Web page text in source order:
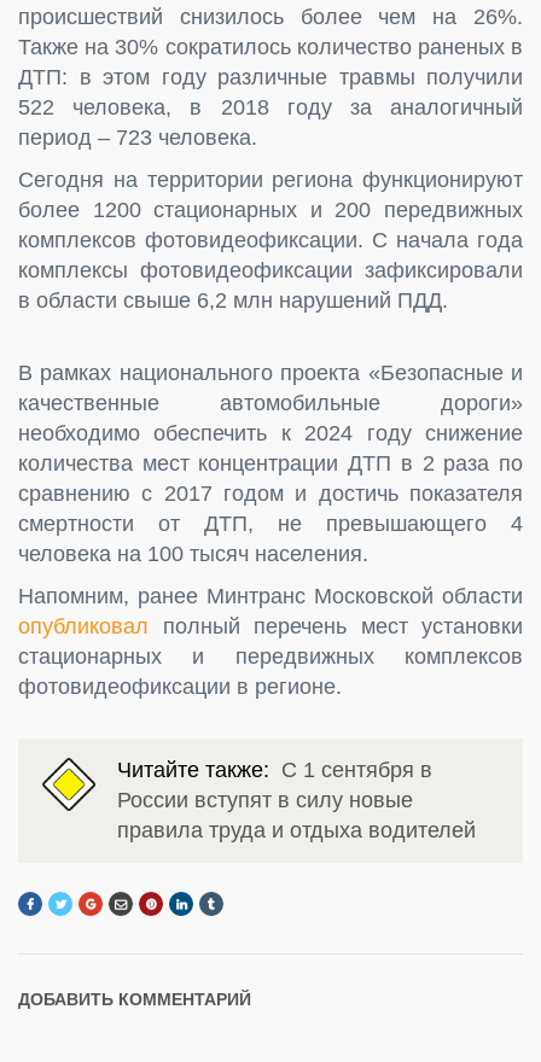
происшествий снизилось более чем на 26%.
Также на 30% сократилось количество раненых в
ДТП: в этом году различные травмы получили
522 человека, в 2018 году за аналогичный
период – 723 человека.
Сегодня на территории региона функционируют
более 1200 стационарных и 200 передвижных
комплексов фотовидеофиксации. С начала года
комплексы фотовидеофиксации зафиксировали
в области свыше 6,2 млн нарушений ПДД.
В рамках национального проекта «Безопасные и
качественные автомобильные дороги»
необходимо обеспечить к 2024 году снижение
количества мест концентрации ДТП в 2 раза по
сравнению с 2017 годом и достичь показателя
смертности от ДТП, не превышающего 4
человека на 100 тысяч населения.
Напомним, ранее Минтранс Московской области
опубликовал полный перечень мест установки
стационарных и передвижных комплексов
фотовидеофиксации в регионе.
Читайте также: С 1 сентября в
России вступят в силу новые
правила труда и отдыха водителей
ДОБАВИТЬ КОММЕНТАРИЙ